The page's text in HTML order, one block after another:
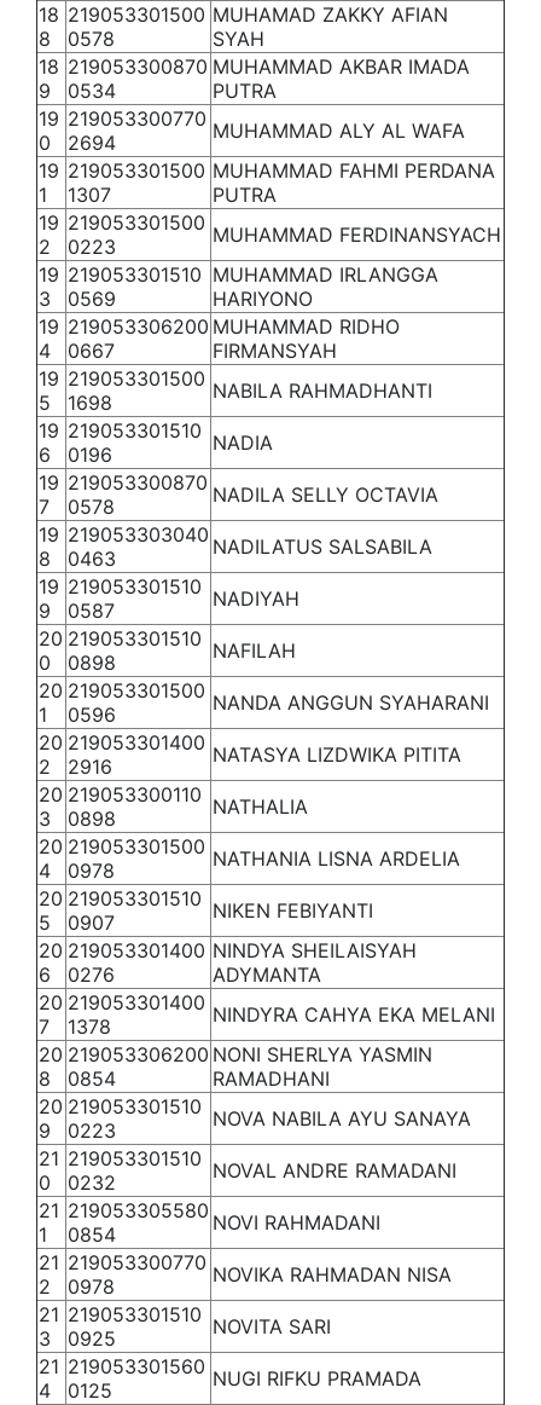
18
8
219053301500
0578
MUHAMAD ZAKKY AFIAN
SYAH
18
9
219053300870
0534
MUHAMMAD AKBAR IMADA
PUTRA
19
0
219053300770
2694
MUHAMMAD ALY AL WAFA
19
1
219053301500
1307
MUHAMMAD FAHMI PERDANA
PUTRA
19
2
219053301500
0223
MUHAMMAD FERDINANSYACH
19
3
219053301510
0569
MUHAMMAD IRLANGGA
HARIYONO
19
4
219053306200
0667
MUHAMMAD RIDHO
FIRMANSYAH
19
5
219053301500
1698
NABILA RAHMADHANTI
19
6
219053301510
0196
NADIA
19
7
219053300870
0578
NADILA SELLY OCTAVIA
19
8
219053303040
0463
NADILATUS SALSABILA
19
9
219053301510
0587
NADIYAH
20
0
219053301510
0898
NAFILAH
20
1
219053301500
0596
NANDA ANGGUN SYAHARANI
20
2
219053301400
2916
NATASYA LIZDWIKA PITITA
20
3
219053300110
0898
NATHALIA
20
4
219053301500
0978
NATHANIA LISNA ARDELIA
20
5
219053301510
0907
NIKEN FEBIYANTI
20
6
219053301400
0276
NINDYA SHEILAISYAH
ADYMANTA
20
7
219053301400
1378
NINDYRA CAHYA EKA MELANI
20
8
219053306200
0854
NONI SHERLYA YASMIN
RAMADHANI
20
9
219053301510
0223
NOVA NABILA AYU SANAYA
21
0
219053301510
0232
NOVAL ANDRE RAMADANI
21
1
219053305580
0854
NOVI RAHMADANI
21
2
219053300770
0978
NOVIKA RAHMADAN NISA
21
3
219053301510
0925
NOVITA SARI
21
4
219053301560
0125
NUGI RIFKU PRAMADA